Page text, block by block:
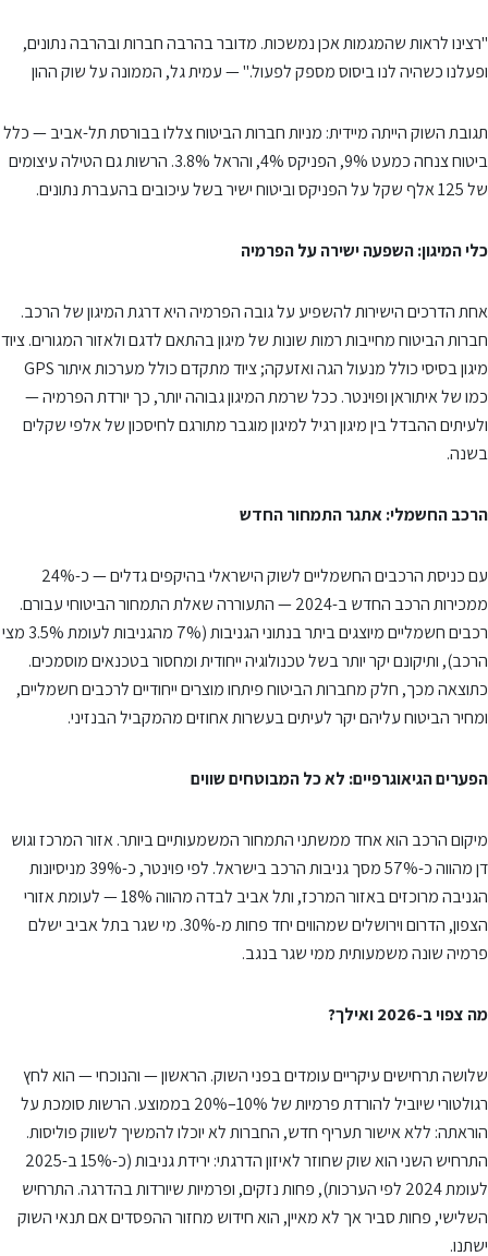
"רצינו לראות שהמגמות אכן נמשכות. מדובר בהרבה חברות ובהרבה נתונים,
ופעלנו כשהיה לנו ביסוס מספק לפעול." — עמית גל, הממונה על שוק ההון
תגובת השוק הייתה מיידית: מניות חברות הביטוח צללו בבורסת תל-אביב — כלל
ביטוח צנחה כמעט 9%, הפניקס 4%, והראל 3.8%. הרשות גם הטילה עיצומים
של 125 אלף שקל על הפניקס וביטוח ישיר בשל עיכובים בהעברת נתונים.
כלי המיגון: השפעה ישירה על הפרמיה
אחת הדרכים הישירות להשפיע על גובה הפרמיה היא דרגת המיגון של הרכב.
חברות הביטוח מחייבות רמות שונות של מיגון בהתאם לדגם ולאזור המגורים. ציוד
מיגון בסיסי כולל מנעול הגה ואזעקה; ציוד מתקדם כולל מערכות איתור GPS
כמו של איתוראן ופוינטר. ככל שרמת המיגון גבוהה יותר, כך יורדת הפרמיה —
ולעיתים ההבדל בין מיגון רגיל למיגון מוגבר מתורגם לחיסכון של אלפי שקלים
בשנה.
הרכב החשמלי: אתגר התמחור החדש
עם כניסת הרכבים החשמליים לשוק הישראלי בהיקפים גדלים — כ-24%
ממכירות הרכב החדש ב-2024 — התעוררה שאלת התמחור הביטוחי עבורם.
רכבים חשמליים מיוצגים ביתר בנתוני הגניבות (7% מהגניבות לעומת 3.5% מצי
הרכב), ותיקונם יקר יותר בשל טכנולוגיה ייחודית ומחסור בטכנאים מוסמכים.
כתוצאה מכך, חלק מחברות הביטוח פיתחו מוצרים ייחודיים לרכבים חשמליים,
ומחיר הביטוח עליהם יקר לעיתים בעשרות אחוזים מהמקביל הבנזיני.
הפערים הגיאוגרפיים: לא כל המבוטחים שווים
מיקום הרכב הוא אחד ממשתני התמחור המשמעותיים ביותר. אזור המרכז וגוש
דן מהווה כ-57% מסך גניבות הרכב בישראל. לפי פוינטר, כ-39% מניסיונות
הגניבה מרוכזים באזור המרכז, ותל אביב לבדה מהווה 18% — לעומת אזורי
הצפון, הדרום וירושלים שמהווים יחד פחות מ-30%. מי שגר בתל אביב ישלם
פרמיה שונה משמעותית ממי שגר בנגב.
מה צפוי ב-2026 ואילך?
שלושה תרחישים עיקריים עומדים בפני השוק. הראשון — והנוכחי — הוא לחץ
רגולטורי שיוביל להורדת פרמיות של 10%–20% בממוצע. הרשות סומכת על
הוראתה: ללא אישור תעריף חדש, החברות לא יוכלו להמשיך לשווק פוליסות.
התרחיש השני הוא שוק שחוזר לאיזון הדרגתי: ירידת גניבות (כ-15% ב-2025
לעומת 2024 לפי הערכות), פחות נזקים, ופרמיות שיורדות בהדרגה. התרחיש
השלישי, פחות סביר אך לא מאיין, הוא חידוש מחזור ההפסדים אם תנאי השוק
ישתנו.